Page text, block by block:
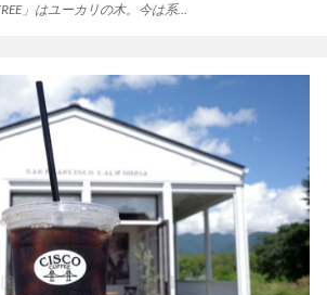
」はユーカリの木。今は系…